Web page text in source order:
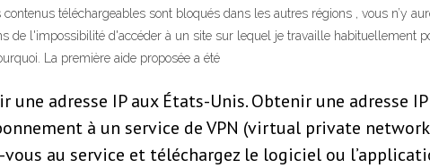
téléchargeables sont bloqués dans les autres régions , vous n’y
de l'impossibilité d'accéder à un site sur lequel je travaille habituellement
La première aide proposée a été
adresse IP aux États-Unis. Obtenir une adresse
à un service de VPN (virtual private
vous au service et téléchargez le logiciel ou